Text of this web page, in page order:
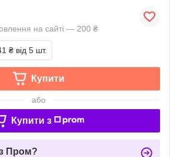
на сайті — 200 ₴
₴ від 5 шт.
Купити
або
Купити з
Пром?